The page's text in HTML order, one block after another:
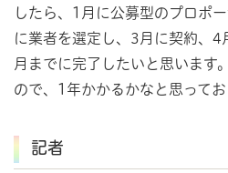
したら、1月に公募型のプロポ
に業者を選定し、3月に契約、
月までに完了したいと思います
ので、1年かかるかなと思ってお
記者